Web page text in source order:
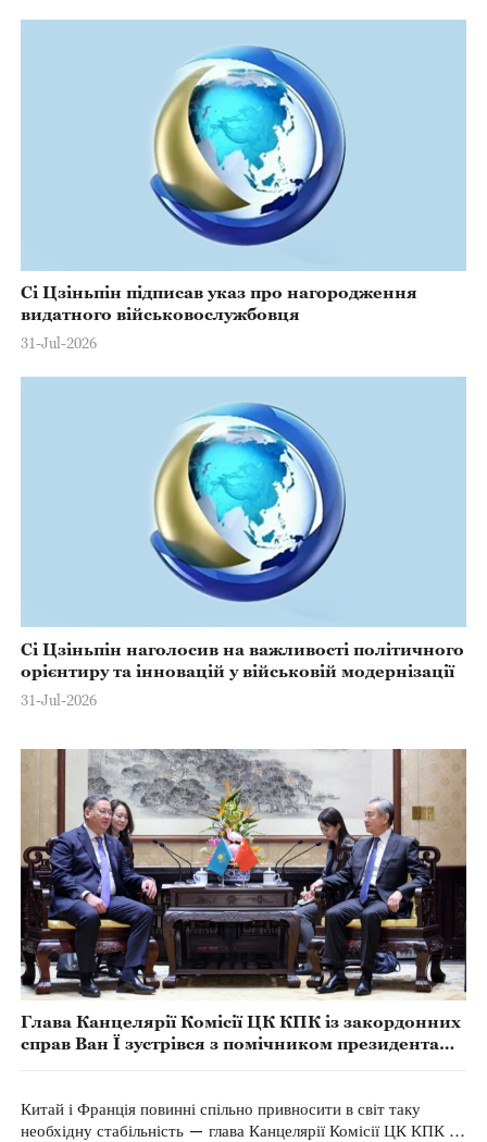
Сі Цзіньпін підписав указ про нагородження
видатного військовослужбовця
31-Jul-2026
Сі Цзіньпін наголосив на важливості політичного
орієнтиру та інновацій у військовій модернізації
31-Jul-2026
Глава Канцелярії Комісії ЦК КПК із закордонних
справ Ван Ї зустрівся з помічником президента
Китай і Франція повинні спільно привносити в світ таку
необхідну стабільність — глава Канцелярії Комісії ЦК КПК із